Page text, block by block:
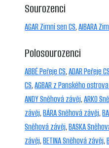
Sourozenci
AGAR Zimní sen CS,AIBARA
Polosourozenci
ABBÉ Peřeje CS,ADAR Peřeje
CS,AGBAR z Panského
ANDY Sněhová závěj,ARKO
závěj,BÁRA Sněhová závěj,
Sněhová závěj,BASKA
závěj,BETINA Sněhová závěj,